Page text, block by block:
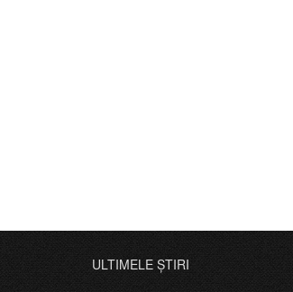
ULTIMELE ȘTIRI